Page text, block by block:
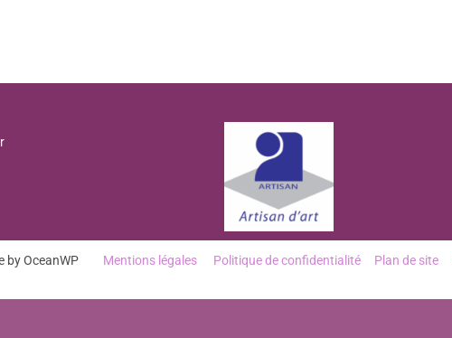
by OceanWP Mentions légales Politique de confidentialité Plan de site